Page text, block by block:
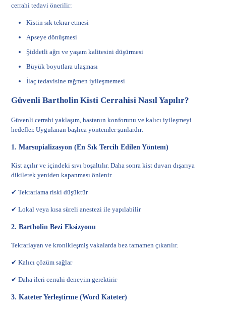
cerrahi tedavi önerilir:
Kistin sık tekrar etmesi
Apseye dönüşmesi
Şiddetli ağrı ve yaşam kalitesini düşürmesi
Büyük boyutlara ulaşması
İlaç tedavisine rağmen iyileşmemesi
Güvenli Bartholin Kisti Cerrahisi Nasıl Yapılır?
Güvenli cerrahi yaklaşım, hastanın konforunu ve kalıcı iyileşmeyi
hedefler. Uygulanan başlıca yöntemler şunlardır:
1. Marsupializasyon (En Sık Tercih Edilen Yöntem)
Kist açılır ve içindeki sıvı boşaltılır. Daha sonra kist duvarı dışarıya
dikilerek yeniden kapanması önlenir.
✔ Tekrarlama riski düşüktür
✔ Lokal veya kısa süreli anestezi ile yapılabilir
2. Bartholin Bezi Eksizyonu
Tekrarlayan ve kronikleşmiş vakalarda bez tamamen çıkarılır.
✔ Kalıcı çözüm sağlar
✔ Daha ileri cerrahi deneyim gerektirir
3. Kateter Yerleştirme (Word Kateter)